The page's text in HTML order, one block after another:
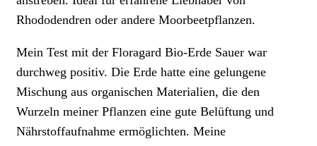
Rhododendren oder andere Moorbeetpflanzen.
Mein Test mit der Floragard Bio-Erde Sauer war
durchweg positiv. Die Erde hatte eine gelungene
Mischung aus organischen Materialien, die den
Wurzeln meiner Pflanzen eine gute Belüftung und
Nährstoffaufnahme ermöglichten. Meine